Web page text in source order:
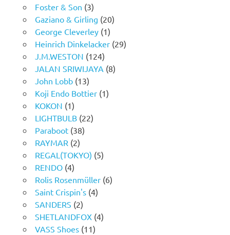
Foster & Son (3)
Gaziano & Girling (20)
George Cleverley(1)
Heinrich Dinkelacker(29)
J.M.WESTON (124)
JALAN SRIWIJAYA (8)
John Lobb(13)
Koji Endo Bottier(1)
KOKON (1)
LIGHTBULB(22)
Paraboot(38)
RAYMAR (2)
REGAL(TOKYO) (5)
RENDO(4)
Rolis Rosenmüller(6)
Saint Crispin's(4)
SANDERS (2)
SHETLANDFOX(4)
VASS Shoes(11)